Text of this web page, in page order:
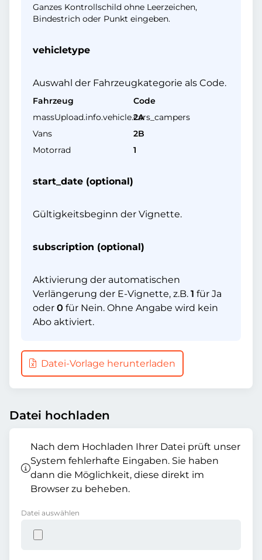
Ganzes Kontrollschild ohne Leerzeichen,
Bindestrich oder Punkt eingeben.
vehicletype
Auswahl der Fahrzeugkategorie als Code.
Fahrzeug
Code
massUpload.info.vehicle.cars_campers
2A
Vans
2B
Motorrad
1
start_date (optional)
Gültigkeitsbeginn der Vignette.
subscription (optional)
Aktivierung der automatischen
Verlängerung der E-Vignette, z.B. 1 für Ja
oder 0 für Nein. Ohne Angabe wird kein
Abo aktiviert.
Datei-Vorlage herunterladen
Datei hochladen
Nach dem Hochladen Ihrer Datei prüft unser
System fehlerhafte Eingaben. Sie haben
dann die Möglichkeit, diese direkt im
Browser zu beheben.
Datei auswählen